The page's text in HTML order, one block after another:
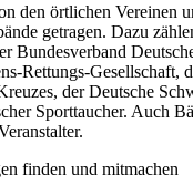
den örtlichen Vereinen
getragen. Dazu
Bundesverband
Rettungs-Gesellschaft,
der Deutsche
Sporttaucher. Auch
finden und mitmachen